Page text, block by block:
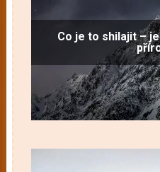
Co je to shilajit –